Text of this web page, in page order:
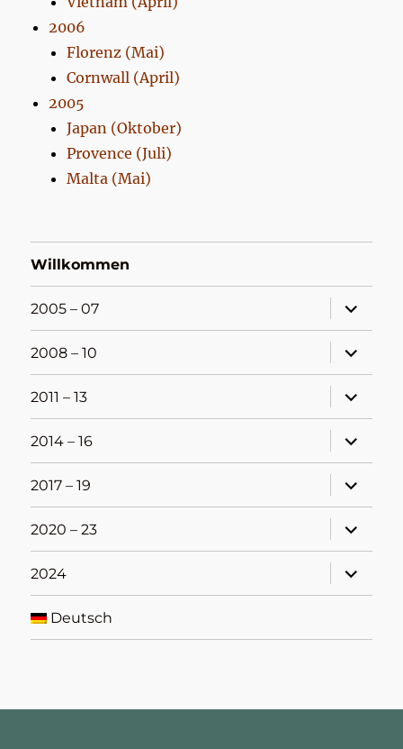
2006
Florenz (Mai)
Cornwall (April)
2005
Japan (Oktober)
Provence (Juli)
Malta (Mai)
Willkommen
2005 – 07
öffnen
2008 – 10
öffnen
2011 – 13
öffnen
2014 – 16
öffnen
2017 – 19
öffnen
2020 – 23
öffnen
2024
öffnen
Deutsch